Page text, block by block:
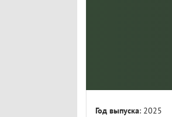
Год выпуска: 2025